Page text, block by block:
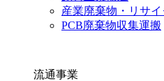
産業廃棄物・リサ
PCB廃棄物収集運搬
流通事業